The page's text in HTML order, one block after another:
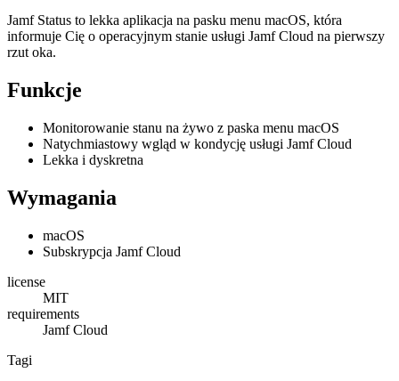
Jamf Status to lekka aplikacja na pasku menu macOS, która
informuje Cię o operacyjnym stanie usługi Jamf Cloud na pierwszy
rzut oka.
Funkcje
Monitorowanie stanu na żywo z paska menu macOS
Natychmiastowy wgląd w kondycję usługi Jamf Cloud
Lekka i dyskretna
Wymagania
macOS
Subskrypcja Jamf Cloud
license
MIT
requirements
Jamf Cloud
Tagi